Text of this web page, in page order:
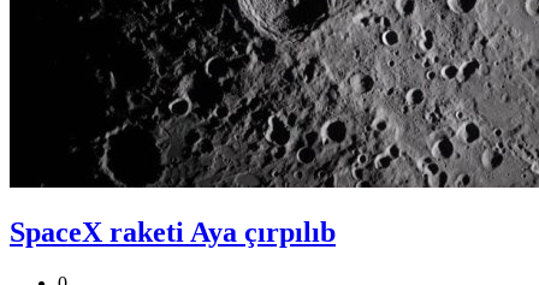
SpaceX raketi Aya çırpılıb